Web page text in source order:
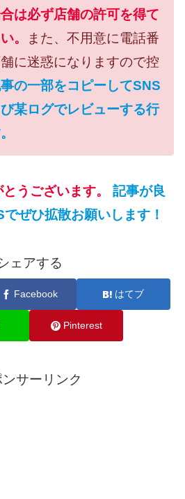
は必ず店舗の許可を得て
。
また、不用意に電話番
に迷惑になりますので控
の一部をコピーしてSNS
某ログでレビューする行
うございます。
記事が良
ぜひ拡散お願いします！
ェアする
Facebook はてブ
Pinterest
サーリンク